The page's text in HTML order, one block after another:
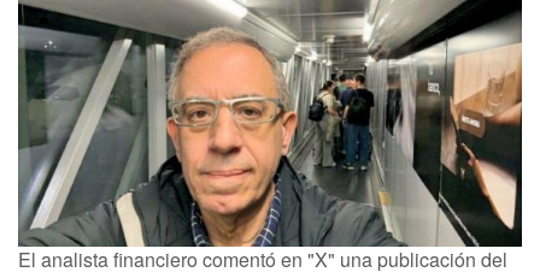
El analista financiero comentó en "X" una publicación del